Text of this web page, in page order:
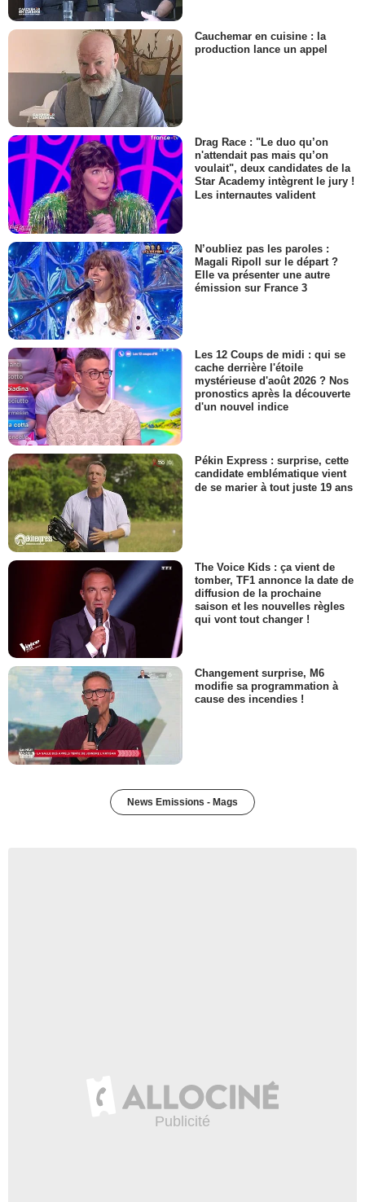
Cauchemar en cuisine : la
production lance un appel
Drag Race : "Le duo qu’on
n'attendait pas mais qu’on
voulait", deux candidates de la
Star Academy intègrent le jury !
Les internautes valident
N’oubliez pas les paroles :
Magali Ripoll sur le départ ?
Elle va présenter une autre
émission sur France 3
Les 12 Coups de midi : qui se
cache derrière l'étoile
mystérieuse d'août 2026 ? Nos
pronostics après la découverte
d'un nouvel indice
Pékin Express : surprise, cette
candidate emblématique vient
de se marier à tout juste 19 ans
The Voice Kids : ça vient de
tomber, TF1 annonce la date de
diffusion de la prochaine
saison et les nouvelles règles
qui vont tout changer !
Changement surprise, M6
modifie sa programmation à
cause des incendies !
News Emissions - Mags